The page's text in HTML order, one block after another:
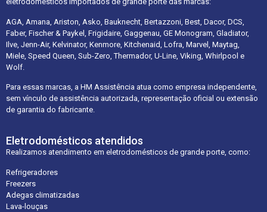
AGA, Amana, Ariston, Asko, Bauknecht, Bertazzoni, Best, Dacor, DCS,
Faber, Fischer & Paykel, Frigidaire, Gaggenau, GE Monogram, Gladiator,
Ilve, Jenn-Air, Kelvinator, Kenmore, Kitchenaid, Lofra, Marvel, Maytag,
Miele, Speed Queen, Sub-Zero, Thermador, U-Line, Viking, Whirlpool e
Wolf.
Para essas marcas, a HM Assistência atua como empresa independente,
sem vínculo de assistência autorizada, representação oficial ou extensão
de garantia do fabricante.
Eletrodomésticos atendidos
Realizamos atendimento em eletrodomésticos de grande porte, como:
Refrigeradores
Freezers
Adegas climatizadas
Lava-louças